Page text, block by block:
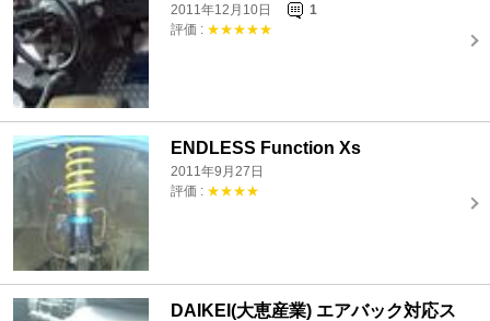
2011年12月10日
1
評価 : ★★★★★
ENDLESS Function Xs
2011年9月27日
評価 : ★★★★
DAIKEI(大恵産業) エアバック対応ス